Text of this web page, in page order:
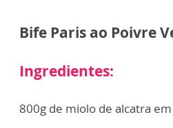
Bife Paris ao Poivre
Ingredientes:
800g de miolo de alcatra